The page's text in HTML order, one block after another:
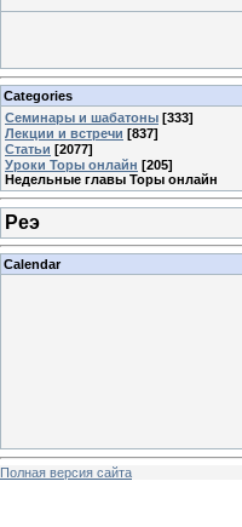
Categories
Семинары и шабатоны [333]
Лекции и встречи [837]
Статьи [2077]
Уроки Торы онлайн [205]
Недельные главы Торы онлайн
Реэ
Calendar
Полная версия сайта